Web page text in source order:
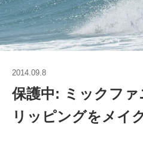
2014.09.8
保護中: ミックフ
リッピングをメイ